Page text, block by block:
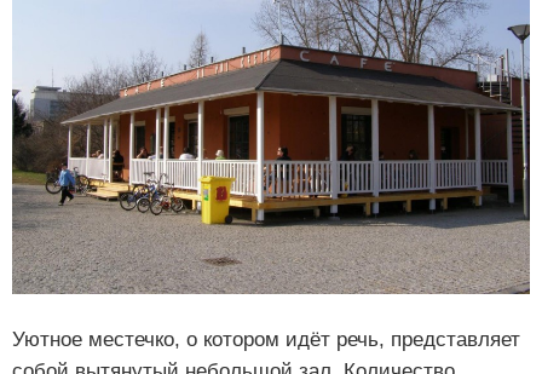
Уютное местечко, о котором идёт речь, представляет